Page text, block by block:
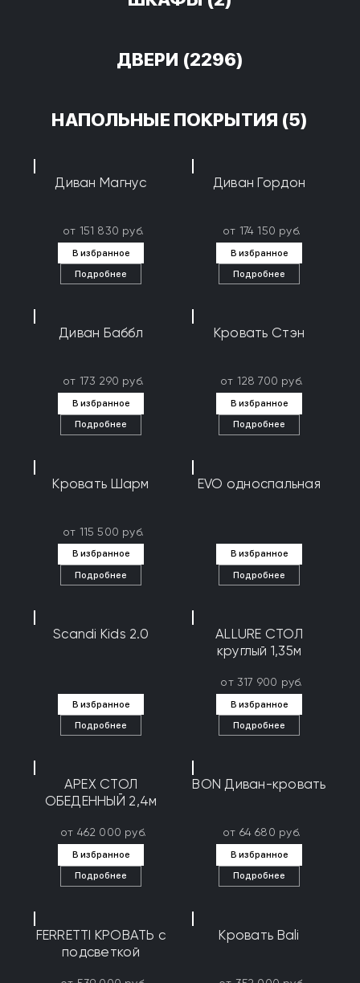
ДВЕРИ (2296)
НАПОЛЬНЫЕ ПОКРЫТИЯ (5)
Диван Магнус
от 151 830 руб.
В избранное
Подробнее
Диван Гордон
от 174 150 руб.
В избранное
Подробнее
Диван Баббл
от 173 290 руб.
В избранное
Подробнее
Кровать Стэн
от 128 700 руб.
В избранное
Подробнее
Кровать Шарм
от 115 500 руб.
В избранное
Подробнее
EVO односпальная
В избранное
Подробнее
Scandi Kids 2.0
В избранное
Подробнее
ALLURE СТОЛ
круглый 1,35м
от 317 900 руб.
В избранное
Подробнее
APEX СТОЛ
ОБЕДЕННЫЙ 2,4м
от 462 000 руб.
В избранное
Подробнее
BON Диван-кровать
от 64 680 руб.
В избранное
Подробнее
FERRETTI КРОВАТЬ с
подсветкой
Кровать Bali